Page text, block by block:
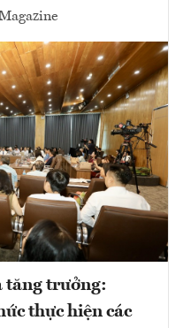
tăng trưởng:
thực hiện các